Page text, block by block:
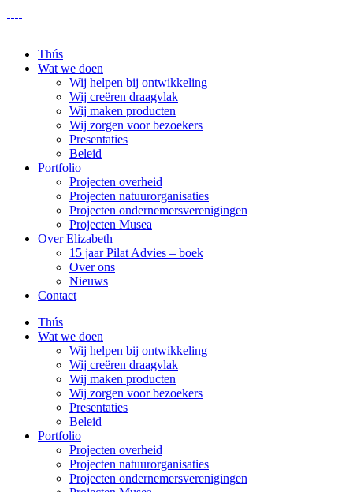
Thús
Wat we doen
Wij helpen bij ontwikkeling
Wij creëren draagvlak
Wij maken producten
Wij zorgen voor bezoekers
Presentaties
Beleid
Portfolio
Projecten overheid
Projecten natuurorganisaties
Projecten ondernemersverenigingen
Projecten Musea
Over Elizabeth
15 jaar Pilat Advies – boek
Over ons
Nieuws
Contact
Thús
Wat we doen
Wij helpen bij ontwikkeling
Wij creëren draagvlak
Wij maken producten
Wij zorgen voor bezoekers
Presentaties
Beleid
Portfolio
Projecten overheid
Projecten natuurorganisaties
Projecten ondernemersverenigingen